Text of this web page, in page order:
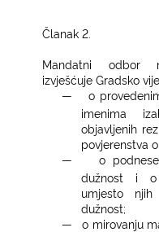
Članak 2.­
Mandatni odbor
izvješćuje Gradsko
―
o
imenima
objavljenih
povjerenstva
―
o
dužnost i o
umjesto
dužnost;
―
o mirovanju